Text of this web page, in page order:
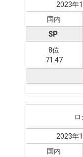
2023年
国内
SP
8位
71.47
2023年
国内